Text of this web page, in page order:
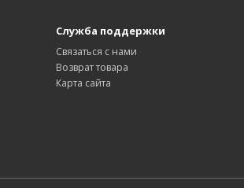
Служба поддержки
Связаться с нами
Возврат товара
Карта сайта